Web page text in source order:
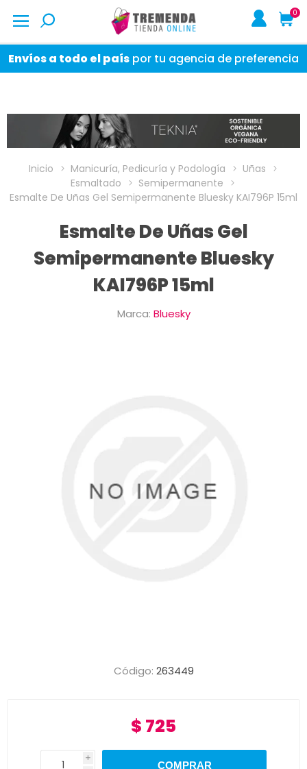
0
Envíos a todo el país por tu agencia de preferencia
Inicio Manicuría, Pedicuría y Podología
Uñas
Esmaltado
Semipermanente
Esmalte De Uñas Gel Semipermanente Bluesky KAI796P 15ml
Esmalte De Uñas Gel
Semipermanente Bluesky
KAI796P 15ml
Marca: Bluesky
Código: 263449
$ 725
i